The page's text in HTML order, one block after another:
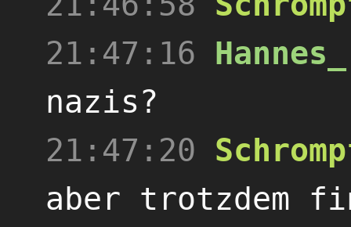
21:47:16
Hannes_
nazis?
21:47:20
aber trotzdem